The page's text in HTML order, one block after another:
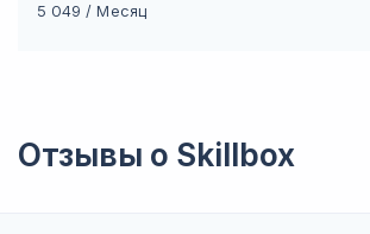
5 049 / Месяц
Отзывы о Skillbox